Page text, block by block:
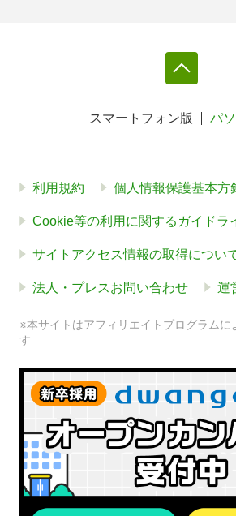
スマートフォン版 パ
利用規約 個人情報保護基本方
Cookie等の利用に関するガイドラ
サイトアクセス情報の取得につい
法人・プレスお問い合わせ 運
※本サイトはアフィリエイトプログラムに
す